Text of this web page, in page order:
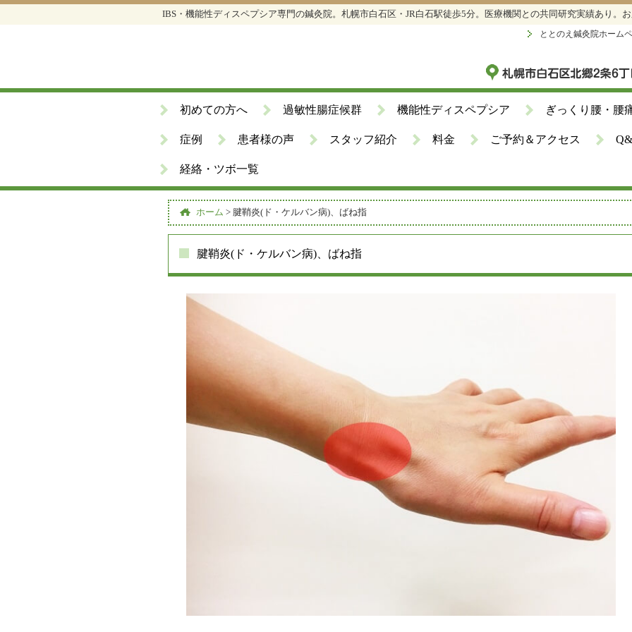
IBS・機能性ディスペプシア専門の鍼灸院。札幌市白石区・JR白石駅徒歩5分。医療機関との共同研究実績あり。
ととのえ鍼灸院ホーム
初めての方へ 過敏性腸症候群 機能性ディスペプシア ぎっくり腰・腰
症例 患者様の声 スタッフ紹介 料金 ご予約＆アクセス
経絡・ツボ一覧
ホーム > 腱鞘炎(ド・ケルバン病)、ばね指
腱鞘炎(ド・ケルバン病)、ばね指